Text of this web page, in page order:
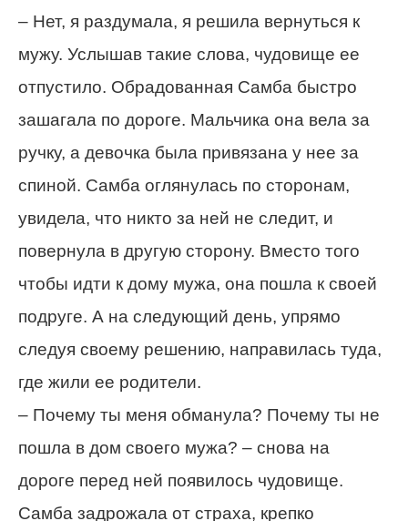
– Нет, я раздумала, я решила вернуться к
мужу. Услышав такие слова, чудовище ее
отпустило. Обрадованная Самба быстро
зашагала по дороге. Мальчика она вела за
ручку, а девочка была привязана у нее за
спиной. Самба оглянулась по сторонам,
увидела, что никто за ней не следит, и
повернула в другую сторону. Вместо того
чтобы идти к дому мужа, она пошла к своей
подруге. А на следующий день, упрямо
следуя своему решению, направилась туда,
где жили ее родители.
– Почему ты меня обманула? Почему ты не
пошла в дом своего мужа? – снова на
дороге перед ней появилось чудовище.
Самба задрожала от страха, крепко